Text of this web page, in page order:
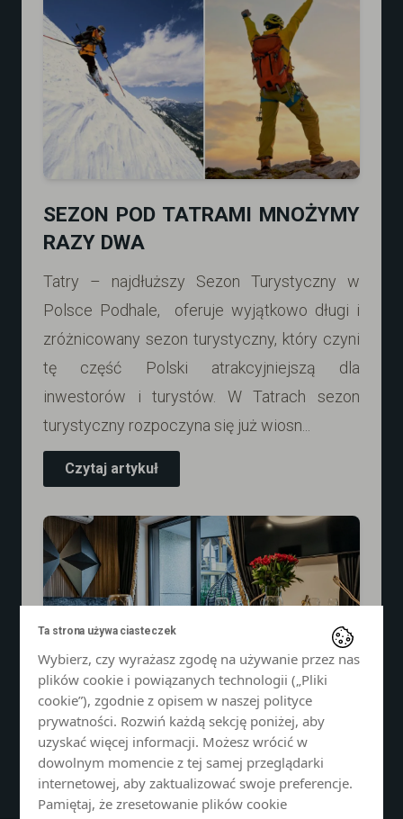
SEZON POD TATRAMI MNOŻYMY
RAZY DWA
Tatry – najdłuższy Sezon Turystyczny w
Polsce Podhale, oferuje wyjątkowo długi i
zróżnicowany sezon turystyczny, który czyni
tę część Polski atrakcyjniejszą dla
inwestorów i turystów. W Tatrach sezon
turystyczny rozpoczyna się już wiosn...
Czytaj artykuł
GWARANTOWANE 80% ZYSKÓW
Z WYNAJMU
Ta strona używa ciasteczek
Wybierz, czy wyrażasz zgodę na używanie przez nas
plików cookie i powiązanych technologii („Pliki
cookie”), zgodnie z opisem w naszej polityce
prywatności. Rozwiń każdą sekcję poniżej, aby
uzyskać więcej informacji. Możesz wrócić w
dowolnym momencie z tej samej przeglądarki
internetowej, aby zaktualizować swoje preferencje.
Pamiętaj, że zresetowanie plików cookie